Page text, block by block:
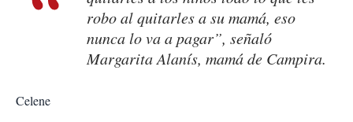
robo al quitarles a su mamá, eso
nunca lo va a pagar”, señaló
Margarita Alanís, mamá de Campira.
Celene